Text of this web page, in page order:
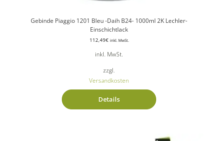
Gebinde Piaggio 1201 Bleu -Daih B24- 1000ml 2K Lechler-
Einschichtlack
112,49€ inkl. MwSt.
inkl. MwSt.
zzgl.
Versandkosten
Details